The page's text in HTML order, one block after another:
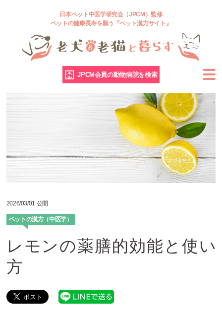
日本ペット中医学研究会（JPCM）監修
ペットの健康長寿を願う『ペット漢方サイト』
JPCM会員の動物病院を検索
2026/03/01 公開
ペットの漢方（中医学）
レモンの薬膳的効能と使い
方